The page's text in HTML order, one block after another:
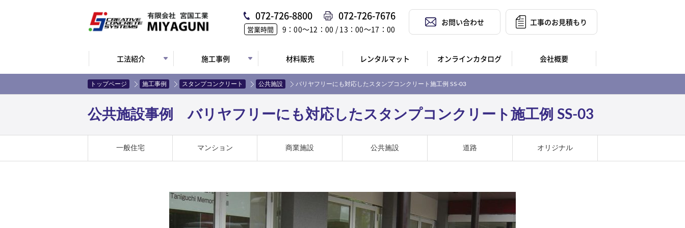
072-726-8800 072-726-7676
営業時間 9：00〜12：00 / 13：00〜17：00
お問い合わせ 工事のお見積もり
工法紹介 施工事例 材料販売 レンタルマット オンラインカタログ 会社概要
トップページ 施工事例 スタンプコンクリート 公共施設 バリヤフリーにも対応したスタンプコンクリート施工例 SS-03
公共施設事例 バリヤフリーにも対応したスタンプコンクリート施工例 SS-03
一般住宅 マンション 商業施設 公共施設 道路 オリジナル